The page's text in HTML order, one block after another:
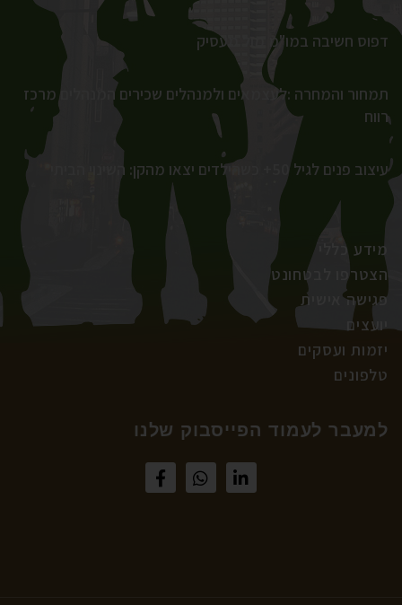
דפוס חשיבה במו"מ מול מעסיק
תמחור והמחרה :לעצמאים ולמנהלים שכירים המנהלים מרכז
רווח
עיצוב פנים לגיל 50+ כשהילדים יצאו מהקן: השינוי הביתי
מידע כללי
הצטרפו לבטחונט
פגישה אישית
יועצים
יזמות ועסקים
טלפונים
למעבר לעמוד הפייסבוק שלנו